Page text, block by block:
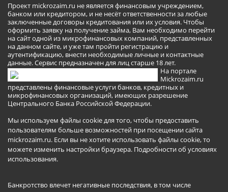
Проект mickrozaim.ru не является финансовым учреждением,
банком или кредитором, и не несёт ответственности за любые
заключенные договоры кредитования или их условия. Чтобы
оформить заявку на получение займа, Вам необходимо перейти
на сайт одной из микрофинансовых компаний, представленных
на данном сайте, и уже там пройти регистрацию и
аутентификацию, внести необходимые личные и контактные
данные. Сервис предназначен для лиц старше 18 лет.
На портале
Mickrozaim.ru
представлены финансовые услуги банков, кредитных и
микрофинансовых организаций, имеющих разрешение
Центрального Банка Российской Федерации.
Мы используем файлы cookie для того, чтобы предоставить
пользователям больше возможностей при посещении сайта
mickrozaim.ru. Если вы не хотите использовать файлы cookie, то
можете изменить настройки браузера. Подробности об условиях
использования.
Банкротство влечет негативные последствия, в том числе